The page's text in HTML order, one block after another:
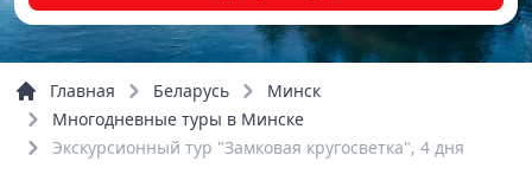
Главная Беларусь
Минск
Многодневные туры в Минске
Экскурсионный тур "Замковая кругосветка", 4 дня